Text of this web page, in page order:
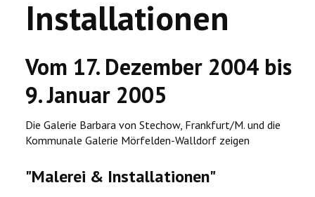
Installationen
Vom 17. Dezember 2004 bis
9. Januar 2005
Die Galerie Barbara von Stechow, Frankfurt/M. und die
Kommunale Galerie Mörfelden-Walldorf zeigen
"Malerei & Installationen"